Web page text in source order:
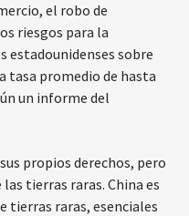
el robo de
riesgos para la
estadounidenses sobre
tasa promedio de hasta
un informe del
propios derechos, pero
tierras raras. China es
tierras raras, esenciales